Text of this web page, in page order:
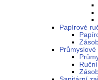
Papírové